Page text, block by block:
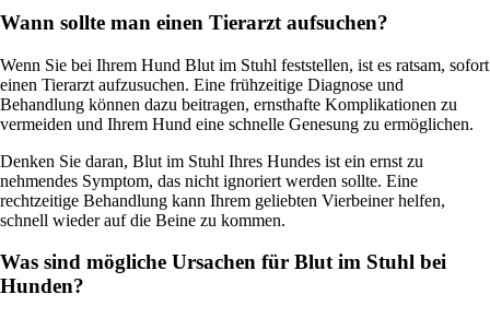
Wann sollte man einen Tierarzt aufsuchen?
Wenn Sie bei Ihrem Hund Blut im Stuhl feststellen, ist es ratsam, sofort
einen Tierarzt aufzusuchen. Eine frühzeitige Diagnose und
Behandlung können dazu beitragen, ernsthafte Komplikationen zu
vermeiden und Ihrem Hund eine schnelle Genesung zu ermöglichen.
Denken Sie daran, Blut im Stuhl Ihres Hundes ist ein ernst zu
nehmendes Symptom, das nicht ignoriert werden sollte. Eine
rechtzeitige Behandlung kann Ihrem geliebten Vierbeiner helfen,
schnell wieder auf die Beine zu kommen.
Was sind mögliche Ursachen für Blut im Stuhl bei
Hunden?